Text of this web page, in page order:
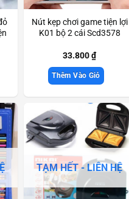
Nút kẹp chơi game tiện lợi
K01 bộ 2 cái Scd3578
33.800₫
Thêm Vào Giỏ
TẠM HẾT - LIÊN HỆ